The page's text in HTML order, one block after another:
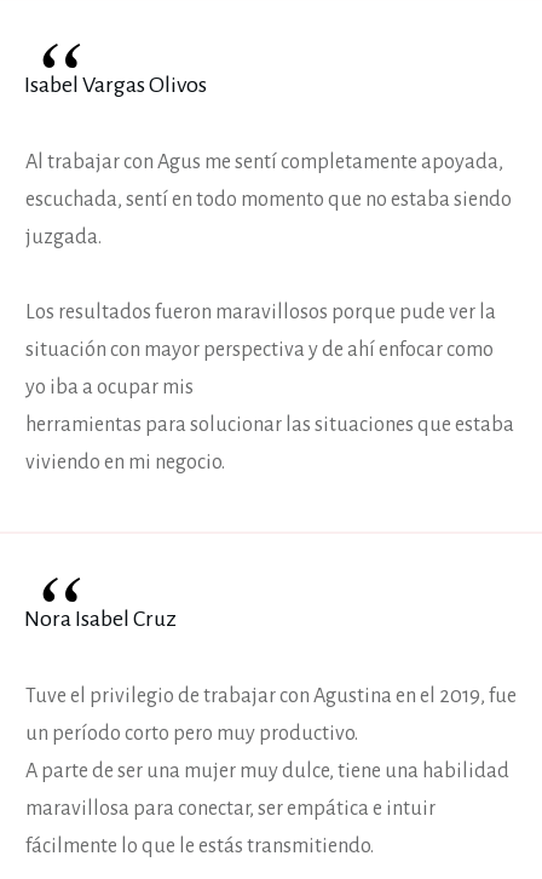
“
Isabel Vargas Olivos
Al trabajar con Agus me sentí completamente apoyada,
escuchada, sentí en todo momento que no estaba siendo
juzgada.
Los resultados fueron maravillosos porque pude ver la
situación con mayor perspectiva y de ahí enfocar como
yo iba a ocupar mis
herramientas para solucionar las situaciones que estaba
viviendo en mi negocio.
“
Nora Isabel Cruz
Tuve el privilegio de trabajar con Agustina en el 2019, fue
un período corto pero muy productivo.
A parte de ser una mujer muy dulce, tiene una habilidad
maravillosa para conectar, ser empática e intuir
fácilmente lo que le estás transmitiendo.